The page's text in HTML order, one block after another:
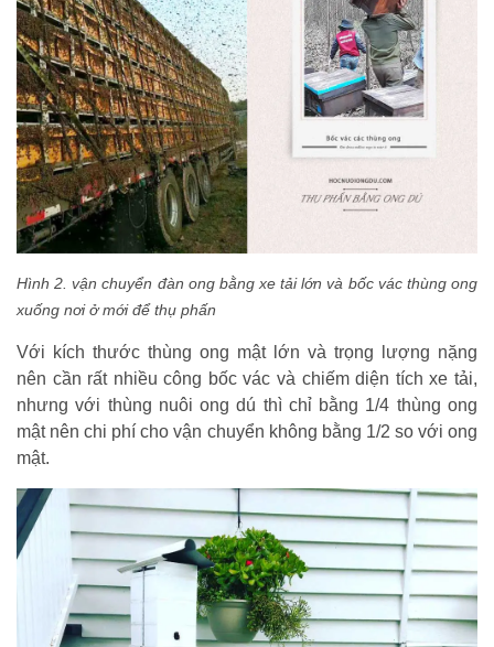
Hình 2. vận chuyển đàn ong bằng xe tải lớn và bốc vác thùng ong
xuống nơi ở mới để thụ phấn
Với kích thước thùng ong mật lớn và trọng lượng nặng
nên cần rất nhiều công bốc vác và chiếm diện tích xe tải,
nhưng với thùng nuôi ong dú thì chỉ bằng 1/4 thùng ong
mật nên chi phí cho vận chuyển không bằng 1/2 so với ong
mật.